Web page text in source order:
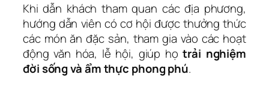
Khi dẫn khách tham quan các địa phương,
hướng dẫn viên có cơ hội được thưởng thức
các món ăn đặc sản, tham gia vào các hoạt
động văn hóa, lễ hội, giúp họtrải nghiệm
đời sống và ẩm thực phong phú.